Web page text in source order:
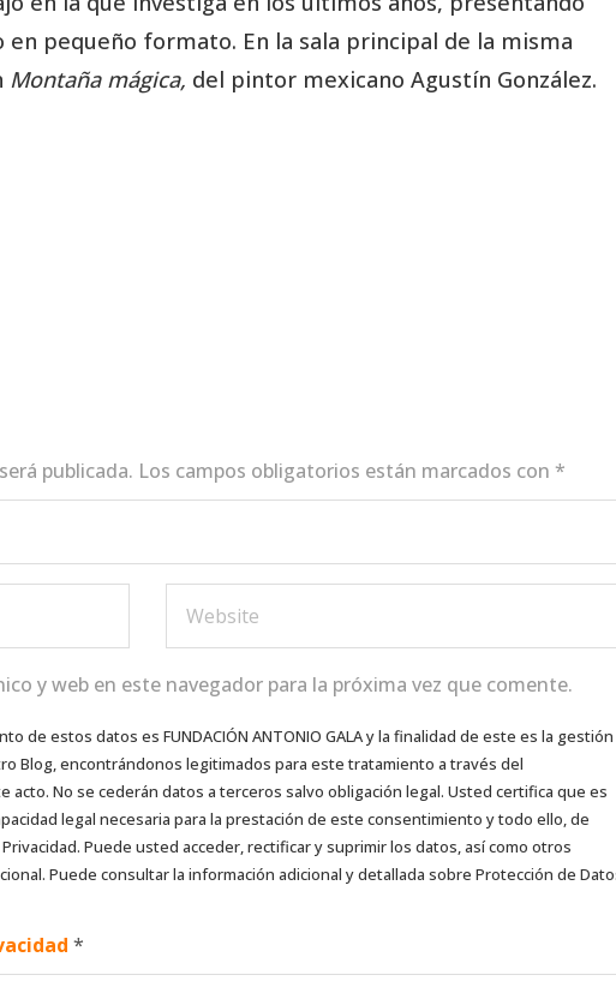
en pequeño formato. En la sala principal de la misma
Montaña mágica, del pintor mexicano Agustín González.
publicada. Los campos obligatorios están marcados con *
y web en este navegador para la próxima vez que comente.
de estos datos es FUNDACIÓN ANTONIO GALA y la finalidad de este es la
Blog, encontrándonos legitimados para este tratamiento a través del
No se cederán datos a terceros salvo obligación legal. Usted certifica que es
legal necesaria para la prestación de este consentimiento y todo ello, de
Puede usted acceder, rectificar y suprimir los datos, así como otros
Puede consultar la información adicional y detallada sobre Protección de
*